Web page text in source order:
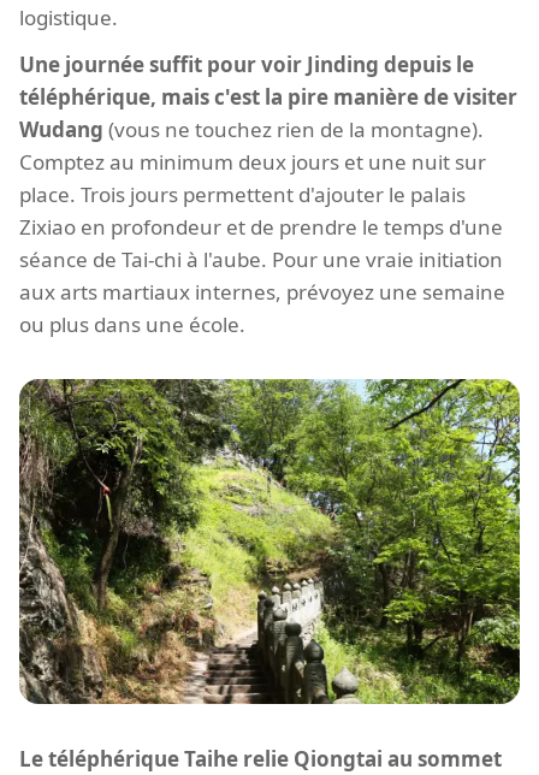
logistique.
Une journée suffit pour voir Jinding depuis le
téléphérique, mais c'est la pire manière de visiter
Wudang (vous ne touchez rien de la montagne).
Comptez au minimum deux jours et une nuit sur
place. Trois jours permettent d'ajouter le palais
Zixiao en profondeur et de prendre le temps d'une
séance de Tai-chi à l'aube. Pour une vraie initiation
aux arts martiaux internes, prévoyez une semaine
ou plus dans une école.
Le téléphérique Taihe relie Qiongtai au sommet